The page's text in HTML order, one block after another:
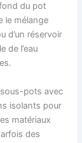
du pot
le mélange
d’un réservoir
de l’eau
pots avec
isolants pour
matériaux
des